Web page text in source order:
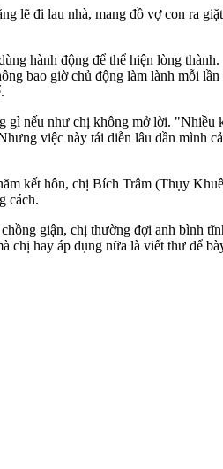
lẽ đi lau nhà, mang đồ vợ con ra
hành động để thể hiện lòng
bao giờ chủ động làm lành mỗi
nếu như chị không mở lời.
việc này tái diễn lâu dần mình
kết hôn, chị Bích Trâm (Thụy
cách.
giận, chị thường đợi anh bình
chị hay áp dụng nữa là viết thư để